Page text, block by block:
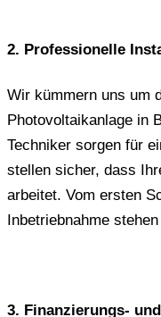
2. Professionelle
Wir kümmern uns um
Photovoltaikanlage in
Techniker sorgen für
stellen sicher, dass
arbeitet. Vom ersten
Inbetriebnahme
3. Finanzierungs-